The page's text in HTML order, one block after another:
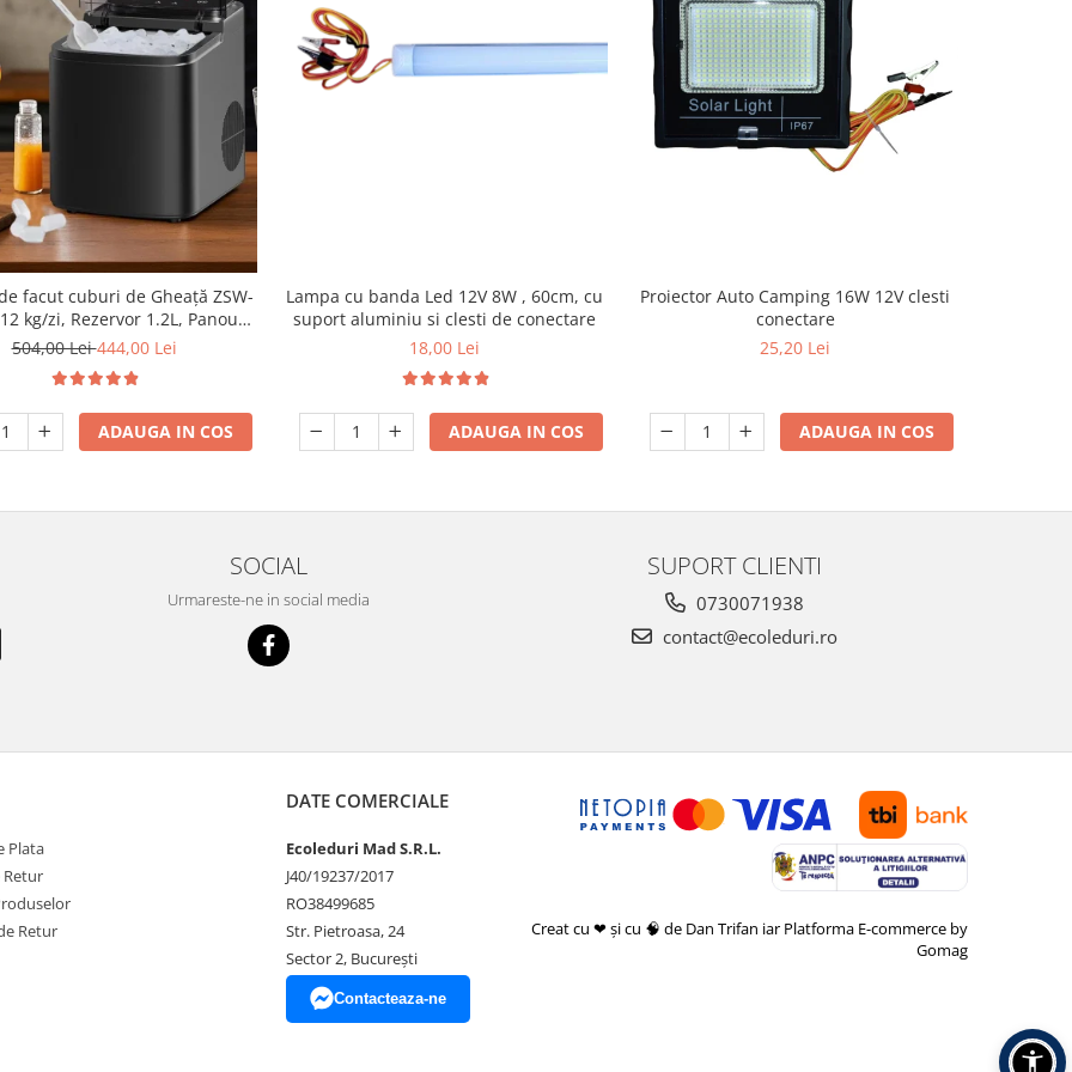
facut cuburi de Gheață ZSW-
kg/zi, Rezervor 1.2L, Panou
Design Compact, Negru
504,00 Lei444,00 Lei
ADAUGA IN COS
Lampa cu banda Led 12V 8W , 60cm, cu
suport aluminiu si clesti de conectare
18,00 Lei
ADAUGA IN COS
Proiector Auto Camping 16W 12V clesti
conectare
25,20 Lei
ADAUGA IN COS
SOCIAL
Urmareste-ne in social media
SUPORT CLIENTI
0730071938
contact@ecoleduri.ro
Plata
Retur
Retur
DATE COMERCIALE
Ecoleduri Mad S.R.L.
J40/19237/2017
RO38499685
Str. Pietroasa, 24
Sector 2, București
Contacteaza-ne
Creat cu ❤ și cu 🧠 de Dan Trifan iar Platforma E-commerce by
Gomag